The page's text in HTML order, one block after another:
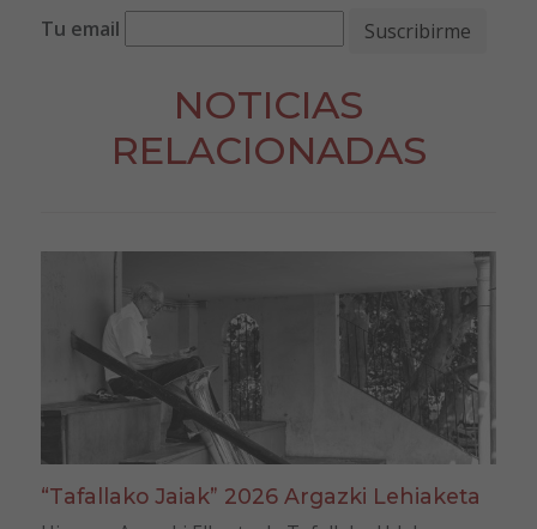
Tu email
NOTICIAS
RELACIONADAS
“Tafallako Jaiak” 2026 Argazki Lehiaketa